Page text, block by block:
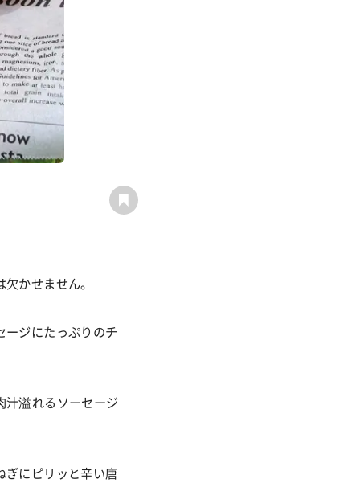
かせません。
ージにたっぷりのチ
汁溢れるソーセージ
ぎにピリッと辛い唐